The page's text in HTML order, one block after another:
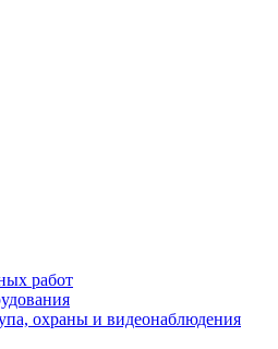
работ
охраны и видеонаблюдения